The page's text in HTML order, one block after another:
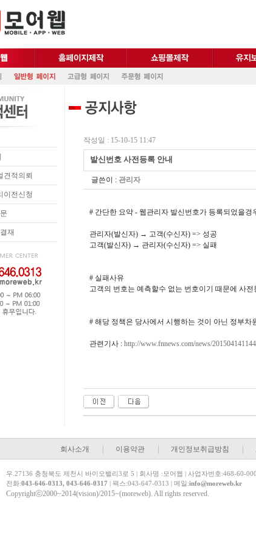
견적의뢰
이전신청
재
작성일 : 15-10-15 11:47
발신번호 사전등록 안내
글쓴이 : 관리자
# 간단한 요약 - 웹관리자 발신번호가 등록되었을경
관리자(발신자) → 고객(수신자) => 성공
고객(발신자) → 관리자(수신자) => 실패
# 실패사유
고객의 번호는 예측할수 없는 번호이기 때문에 사
# 해당 정책은 당사에서 시행하는 것이 아닌 정부차
관련기사 : http://www.fnnews.com/news/
회사소개 이용약관 개인정보취급방침
우.27136 충청북도 제천시 바이오밸리3로 5 | 회사명 :모어웹 | 사업자번호:468-60-
전화:043-646-0313, 043-646-0317 | 팩스:043-647-0313 | 메일:info@moreweb.kr
Copyrightⓒ2000~2014(vision)/2015~(moreweb). All rights reserved.